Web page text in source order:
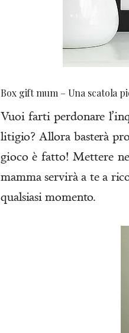
Box gift mum – Una scatola
Vuoi farti perdonare
litigio? Allora basterà
gioco è fatto! Mettere
mamma servirà a te a
qualsiasi momento.